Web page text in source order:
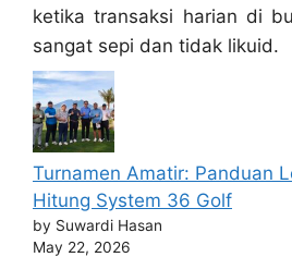
ketika transaksi harian di
sangat sepi dan tidak likuid.
Turnamen Amatir: Panduan
Hitung System 36 Golf
by Suwardi Hasan
May 22, 2026